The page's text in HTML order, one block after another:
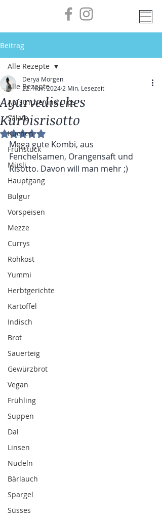
Beitrag
Alle Rezepte
Aufstriche und Dips
Salate
Kuchen
Frühstück
Müsli
Hauptgang
Bulgur
Vorspeisen
Mezze
Currys
Rohkost
Yummi
Herbtgerichte
Kartoffel
Indisch
Brot
Sauerteig
Gewürzbrot
Vegan
Frühling
Suppen
Dal
Linsen
Nudeln
Bärlauch
Spargel
Süsses
Alle Rezepte
Ayurvedisches
Kürbisrisotto
Derya Morgen
22. Nov. 2024 2 Min. Lesezeit
Mit NaN von 5 Sternen bewertet.
Mega gute Kombi, aus
Fenchelsamen, Orangensaft und
Risotto. Davon will man mehr ;)